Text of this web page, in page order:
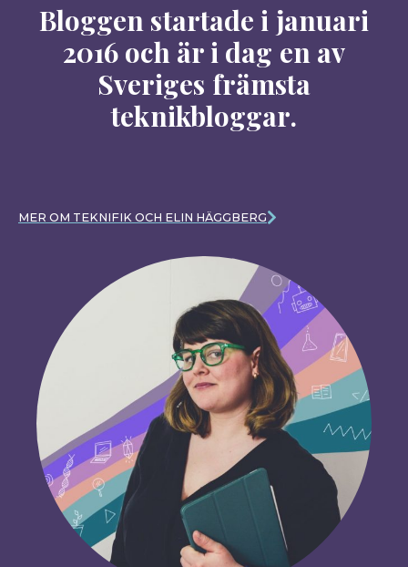
Bloggen startade i januari
2016 och är i dag en av
Sveriges främsta
teknikbloggar.
MER OM TEKNIFIK OCH ELIN HÄGGBERG